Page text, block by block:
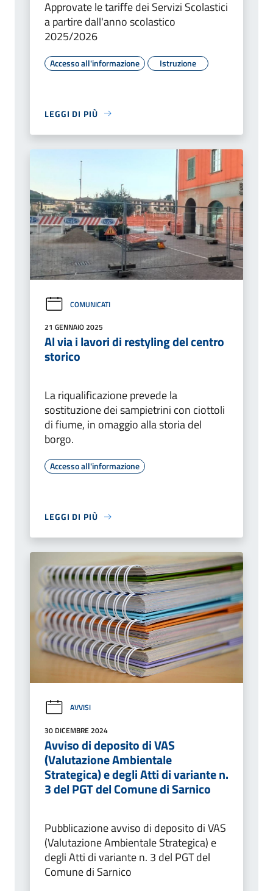
Approvate le tariffe dei Servizi Scolastici
a partire dall'anno scolastico
2025/2026
Accesso all'informazione Istruzione
LEGGI DI PIÙ
COMUNICATI
21 GENNAIO 2025
Al via i lavori di restyling del centro
storico
La riqualificazione prevede la
sostituzione dei sampietrini con ciottoli
di fiume, in omaggio alla storia del
borgo.
Accesso all'informazione
LEGGI DI PIÙ
AVVISI
30 DICEMBRE 2024
Avviso di deposito di VAS
(Valutazione Ambientale
Strategica) e degli Atti di variante n.
3 del PGT del Comune di Sarnico
Pubblicazione avviso di deposito di VAS
(Valutazione Ambientale Strategica) e
degli Atti di variante n. 3 del PGT del
Comune di Sarnico